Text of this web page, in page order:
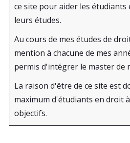
ce site pour aider les
leurs études.
Au cours de mes études de
mention à chacune de mes
permis d'intégrer le master de
La raison d'être de ce site est
maximum d'étudiants en droit
objectifs.